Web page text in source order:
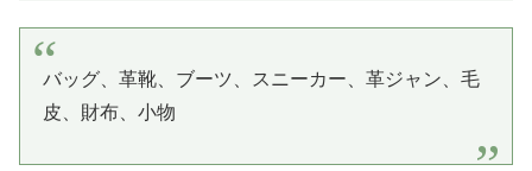
バッグ、革靴、ブーツ、スニーカー、革ジャン、毛
皮、財布、小物